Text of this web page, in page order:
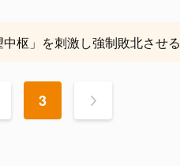
枢」を刺激し強制敗北させる
3 >